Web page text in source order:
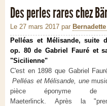
Des perles rares chez
Le 27 mars 2017 par
Pelléas et Mélisande, suite
op. 80 de Gabriel Fauré et
"Sicilienne"
C'est en 1898 que Gabriel
Pelléas et Mélisande, une
pièce éponyme de
Maeterlinck. Après la